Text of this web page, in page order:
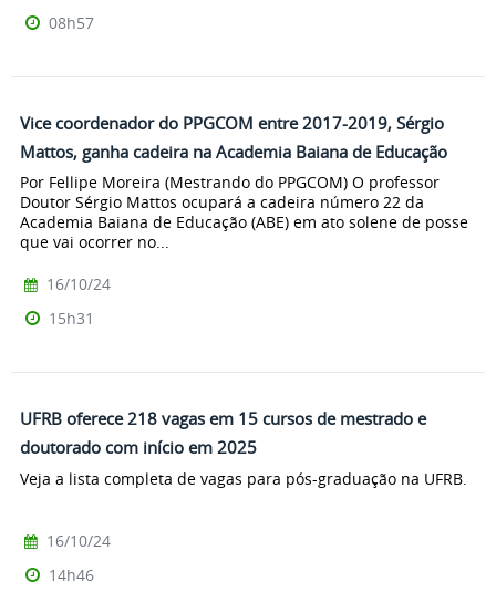
08h57
Vice coordenador do PPGCOM entre 2017-2019, Sérgio
Mattos, ganha cadeira na Academia Baiana de Educação
Por Fellipe Moreira (Mestrando do PPGCOM) O professor
Doutor Sérgio Mattos ocupará a cadeira número 22 da
Academia Baiana de Educação (ABE) em ato solene de posse
que vai ocorrer no...
16/10/24
15h31
UFRB oferece 218 vagas em 15 cursos de mestrado e
doutorado com início em 2025
Veja a lista completa de vagas para pós-graduação na UFRB.
16/10/24
14h46